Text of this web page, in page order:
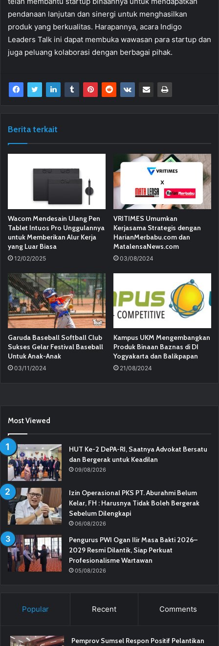
pendanaan lanjutan dan sinergi untuk menghasilkan
produk yang berkualitas. Harapannya, acara Indigo
Leaders Talk ini dapat membuka wawasan para startup dan
juga peluang kolaborasi dengan berbagai pihak.
Berita terkait
Wacom Mendesain Ulang Pen
Tablet Intuos Pro Unggulannya
untuk Memberikan Alur Kerja
yang Luar Biasa
12/02/2025
VRITIMES Umumkan
Kerjasama Strategis dengan
HarianMerbabu.com dan
MatalensaNews.com
03/08/2024
Garuda Baseball Softball Club
Sukses Gelar Festival Baseball
Untuk Anak-Anak
03/11/2024
Kampus UKM Mengembangkan
Produk Binaan Baznas di DI
Yogyakarta dan Balikpapan
21/08/2024
Most Viewed
HUT Ke-2 DePA-RI, Saatnya Advokat Bersatu
dan Bergerak untuk Keadilan
09/08/2026
Izin Operasional PKS PT. Aburahmi Belum
Kelar, FH : Harusnya Tidak Boleh Bergerak
Sebelum Dilengkapi
06/08/2026
Pengurus PWI Ogan Ilir Masa Bakti 2026–
2029 Resmi Dilantik, Siap Perkuat
Profesionalisme Wartawan
05/08/2026
Popular Recent Comments
Pemprov Sumsel Respon Positif Pelantikan